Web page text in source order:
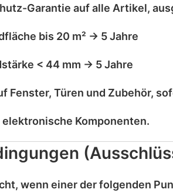
Garantie auf alle Artikel,
bis 20 m² → 5 Jahre
< 44 mm → 5 Jahre
Fenster, Türen und Zubehör,
elektronische Komponenten.
, wenn einer der folgenden